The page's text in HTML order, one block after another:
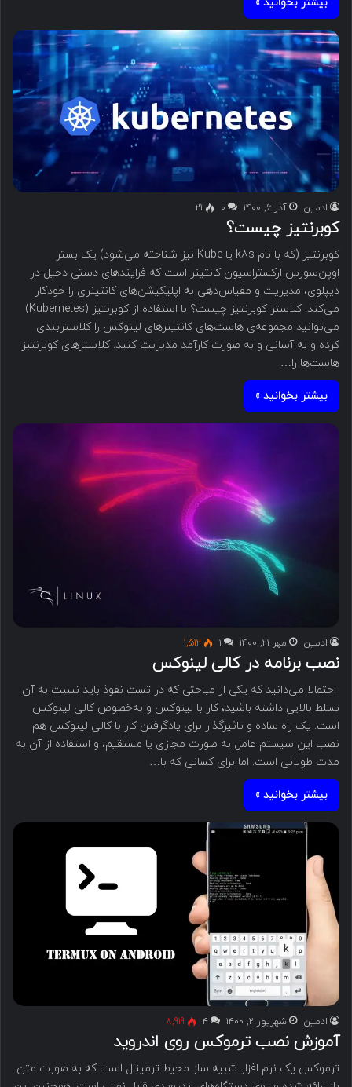
ادمین آذر ۶, ۱۴۰۰ ۰ 21
کوبرنتیز چیست؟
کوبرنتیز (که با نام k8s یا Kube نیز شناخته می‌شود) یک بستر
اوپن‌سورس ارکستراسیون کانتینر است که فرایندهای دستی دخیل در
دیپلوی، مدیریت و مقیاس‌دهی به اپلیکیشن‌های کانتینری را خودکار
می‌کند. کلاستر کوبرنتیز چیست؟ با استفاده از کوبرنتیز (Kubernetes)
می‌توانید مجموعه‌ی هاست‌های کانتینرهای لینوکس را کلاستربندی
کرده و به آسانی و به صورت کارآمد مدیریت کنید. کلاسترهای کوبرنتیز
هاست‌ها را…
بیشتر بخوانید »
ادمین مهر ۲۱, ۱۴۰۰ ۱ 1,512
نصب برنامه در کالی لینوکس
احتمالا می‌دانید که یکی از مباحثی که در تست نفوذ باید نسبت به آن
تسلط بالایی داشته باشید، کار با لینوکس و به‌خصوص کالی لینوکس
است. یک راه ساده و تاثیرگذار برای یادگرفتن کار با کالی لینوکس هم
نصب این سیستم‌ عامل به صورت مجازی یا مستقیم، و استفاده از آن به
مدت طولانی است. اما برای کسانی که با…
بیشتر بخوانید »
ادمین شهریور ۲, ۱۴۰۰ ۴ 8,919
آموزش نصب ترموکس روی اندروید
ترموکس یک نرم افزار شبیه ساز محیط ترمینال است که به صورت متن